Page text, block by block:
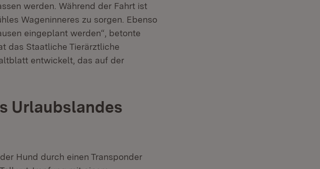
werden. Während der Fahrt ist
Wageninneres zu sorgen. Ebenso
eingeplant werden“, betonte
das Staatliche Tierärztliche
entwickelt, das auf der
Urlaubslandes
Hund durch einen Transponder